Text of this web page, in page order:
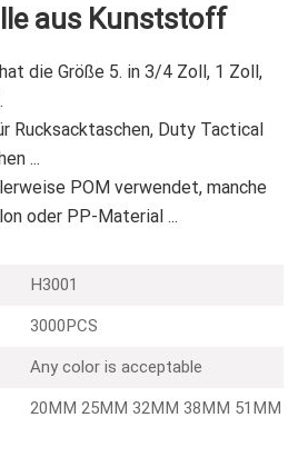
aus Kunststoff
die Größe 5. in 3/4 Zoll, 1 Zoll,
Rucksacktaschen, Duty Tactical
...
POM verwendet, manche
oder PP-Material ...
H3001
3000PCS
Any color is acceptable
20MM 25MM 32MM 38MM 51MM